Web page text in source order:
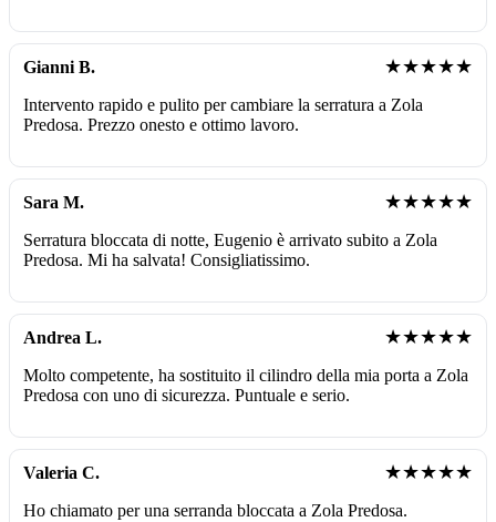
Gianni B. ★★★★★
Intervento rapido e pulito per cambiare la serratura a Zola
Predosa. Prezzo onesto e ottimo lavoro.
Sara M. ★★★★★
Serratura bloccata di notte, Eugenio è arrivato subito a Zola
Predosa. Mi ha salvata! Consigliatissimo.
Andrea L. ★★★★★
Molto competente, ha sostituito il cilindro della mia porta a Zola
Predosa con uno di sicurezza. Puntuale e serio.
Valeria C. ★★★★★
Ho chiamato per una serranda bloccata a Zola Predosa.